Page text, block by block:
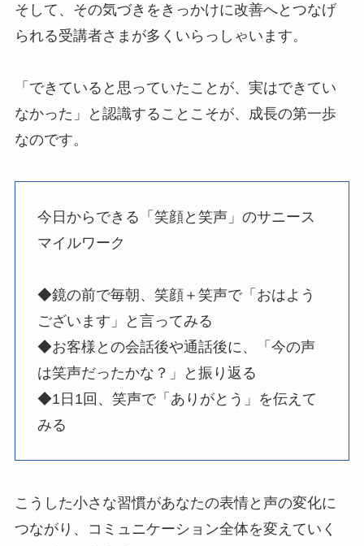
そして、その気づきをきっかけに改善へとつなげ
られる受講者さまが多くいらっしゃいます。
「できていると思っていたことが、実はできてい
なかった」と認識することこそが、成長の第一歩
なのです。
今日からできる「笑顔と笑声」のサニース
マイルワーク
◆鏡の前で毎朝、笑顔＋笑声で「おはよう
ございます」と言ってみる
◆お客様との会話後や通話後に、「今の声
は笑声だったかな？」と振り返る
◆1日1回、笑声で「ありがとう」を伝えて
みる
こうした小さな習慣があなたの表情と声の変化に
つながり、コミュニケーション全体を変えていく